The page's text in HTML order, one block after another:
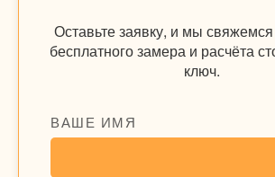
Оставьте заявку, и мы
бесплатного замера и расчёта
ключ.
ВАШЕ ИМЯ